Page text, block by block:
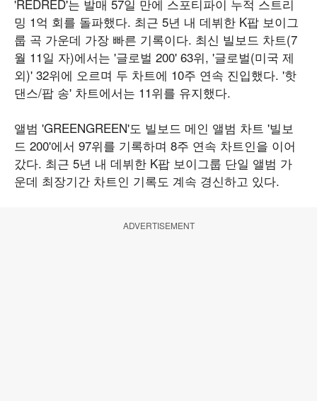
'REDRED'는 발매 57일 만에 스포티파이 누적 스트리
밍 1억 회를 돌파했다. 최근 5년 내 데뷔한 K팝 보이그
룹 곡 가운데 가장 빠른 기록이다. 최신 빌보드 차트(7
월 11일 자)에서는 '글로벌 200' 63위, '글로벌(미국 제
외)' 32위에 오르며 두 차트에 10주 연속 진입했다. '핫
댄스/팝 송' 차트에서는 11위를 유지했다.
앨범 'GREENGREEN'도 빌보드 메인 앨범 차트 '빌보
드 200'에서 97위를 기록하며 8주 연속 차트인을 이어
갔다. 최근 5년 내 데뷔한 K팝 보이그룹 단일 앨범 가
운데 최장기간 차트인 기록도 계속 경신하고 있다.
ADVERTISEMENT